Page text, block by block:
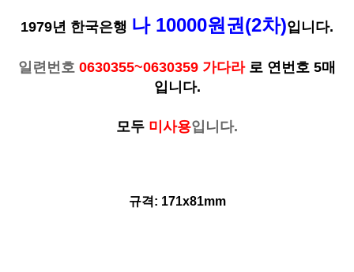
1979년 한국은행 나 10000원권(2차)입니다.
일련번호 0630355~0630359 가다라 로 연번호 5매
입니다.
모두 미사용입니다.
규격: 171x81mm